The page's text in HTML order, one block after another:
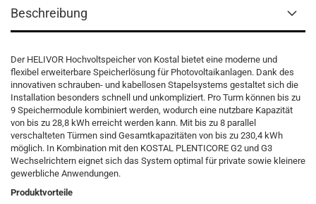
Beschreibung
Der HELIVOR Hochvoltspeicher von Kostal bietet eine moderne und
flexibel erweiterbare Speicherlösung für Photovoltaikanlagen. Dank des
innovativen schrauben- und kabellosen Stapelsystems gestaltet sich die
Installation besonders schnell und unkompliziert. Pro Turm können bis zu
9 Speichermodule kombiniert werden, wodurch eine nutzbare Kapazität
von bis zu 28,8 kWh erreicht werden kann. Mit bis zu 8 parallel
verschalteten Türmen sind Gesamtkapazitäten von bis zu 230,4 kWh
möglich. In Kombination mit den KOSTAL PLENTICORE G2 und G3
Wechselrichtern eignet sich das System optimal für private sowie kleinere
gewerbliche Anwendungen.
Produktvorteile